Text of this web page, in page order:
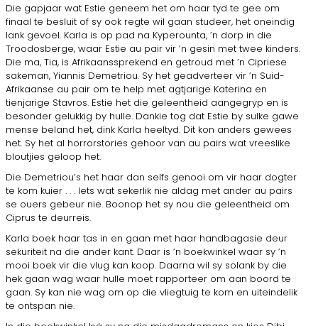
Die gapjaar wat Estie geneem het om haar tyd te gee om
finaal te besluit of sy ook regte wil gaan studeer, het oneindig
lank gevoel. Karla is op pad na Kyperounta, ’n dorp in die
Troodosberge, waar Estie au pair vir ’n gesin met twee kinders.
Die ma, Tia, is Afrikaanssprekend en getroud met ’n Cipriese
sakeman, Yiannis Demetriou. Sy het geadverteer vir ’n Suid-
Afrikaanse au pair om te help met agtjarige Katerina en
tienjarige Stavros. Estie het die geleentheid aangegryp en is
besonder gelukkig by hulle. Dankie tog dat Estie by sulke gawe
mense be­land het, dink Karla heeltyd. Dit kon anders gewees
het. Sy het al horrorstories gehoor van au pairs wat vreeslike
bloutjies geloop het.
Die Demetriou’s het haar dan selfs genooi om vir haar dogter
te kom kuier . . . Iets wat sekerlik nie al­dag met ander au pairs
se ouers gebeur nie. Boonop het sy nou die geleentheid om
Ciprus te deurreis.
Karla boek haar tas in en gaan met haar hand­bagasie deur
sekuriteit na die ander kant. Daar is ’n boekwinkel waar sy ’n
mooi boek vir die vlug kan koop. Daarna wil sy solank by die
hek gaan wag waar hulle moet rapporteer om aan boord te
gaan. Sy kan nie wag om op die vliegtuig te kom en uitein­delik
te ontspan nie.